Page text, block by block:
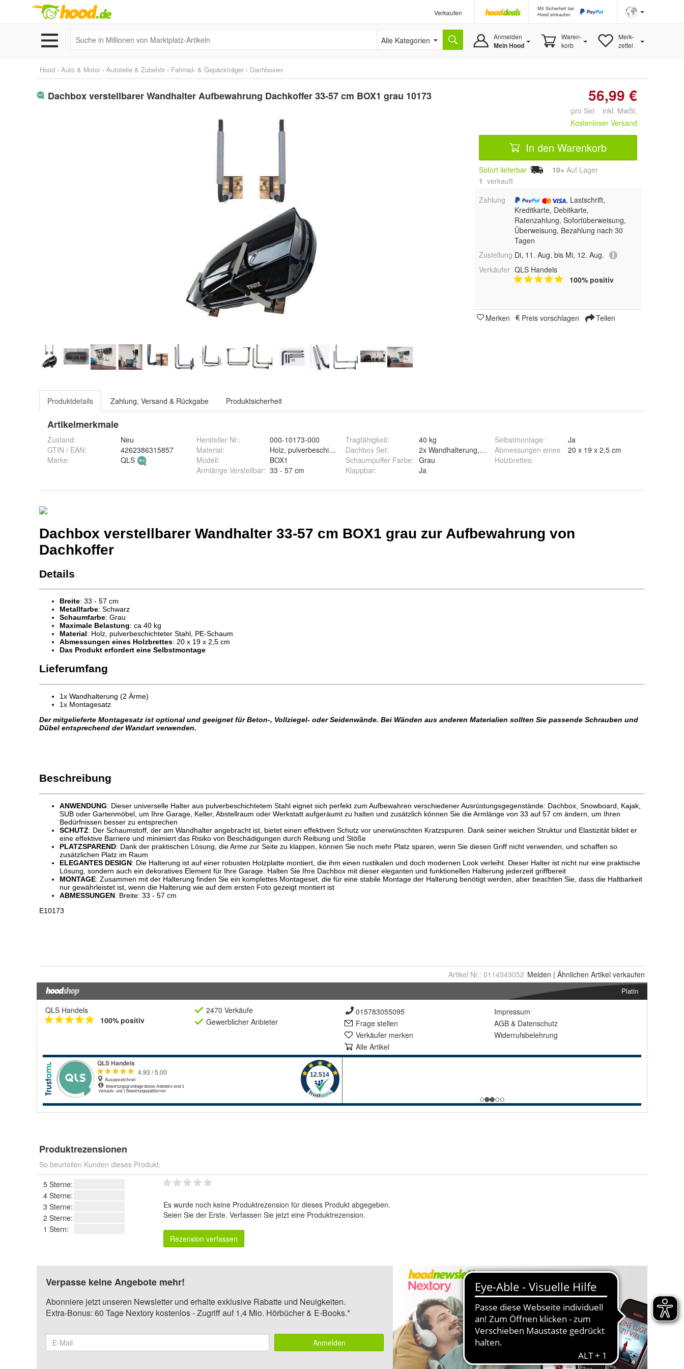
Verkaufen
Mit Sicherheit bei
Hood einkaufen
Alle Kategorien Anmelden
Mein Hood
Waren-
korb
Merk-
zettel
Hood › Auto & Motor › Autoteile & Zubehör › Fahrrad- & Gepäckträger › Dachboxen
Dachbox verstellbarer Wandhalter Aufbewahrung Dachkoffer 33-57 cm BOX1 grau 10173 56,99 €
pro Set inkl. MwSt.
Kostenloser Versand
In den Warenkorb
Sofort lieferbar 10+ Auf Lager
1 verkauft
Zahlung
, Lastschrift,
Kreditkarte, Debitkarte,
Ratenzahlung, Sofortüberweisung,
Überweisung, Bezahlung nach 30
Tagen
Zustellung Di, 11. Aug. bis Mi, 12. Aug.
Verkäufer QLS Handels
100% positiv
Merken Preis vorschlagen Teilen
Produktdetails Zahlung, Versand & Rückgabe Produktsicherheit
Artikelmerkmale
Zustand:
Neu
GTIN / EAN:
4262386315857
Marke:
QLS
Hersteller Nr.:
000-10173-000
Material:
Holz, pulverbeschichteter Stahl, PE-Schaum
Modell:
BOX1
Armlänge Verstellbar: 33 - 57 cm
Tragfähigkeit:
40 kg
Dachbox Set:
2x Wandhalterung, 1x Montagesatz
Schaumpuffer Farbe: Grau
Klappbar: Ja
Selbstmontage:
Ja
Abmessungen eines
Holzbrettes:
20 x 19 x 2,5 cm
Artikel Nr.: 0114549052 Melden | Ähnlichen Artikel verkaufen
Platin
QLS Handels
100% positiv
2470 Verkäufe
Gewerblicher Anbieter
015783055095
Frage stellen
Verkäufer merken
Alle Artikel
Impressum
AGB & Datenschutz
Widerrufsbelehrung
Produktrezensionen
So beurteilen Kunden dieses Produkt.
5 Sterne:
4 Sterne:
3 Sterne:
2 Sterne:
1 Stern:
Es wurde noch keine Produktrezension für dieses Produkt abgegeben.
Seien Sie der Erste. Verfassen Sie jetzt eine Produktrezension.
Rezension verfassen
Verpasse keine Angebote mehr!
Abonniere jetzt unseren Newsletter und erhalte exklusive Rabatte und Neuigkeiten.
Extra-Bonus: 60 Tage Nextory kostenlos - Zugriff auf 1,4 Mio. Hörbücher & E-Books.*
Anmelden